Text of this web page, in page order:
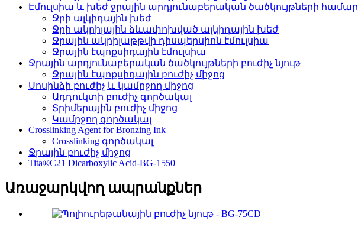
Էմուլսիա և խեժ ջրային արդյունաբերական ծածկույթների համար
Ջրի ալկիդային խեժ
Ջրի ակրիլային ձևափոխված ալկիդային խեժ
Ջրային ակրիլաթթվի դիսպերսիոն էմուլսիա
Ջրային էպոքսիդային էմուլսիա
Ջրային արդյունաբերական ծածկույթների բուժիչ նյութ
Ջրային էպոքսիդային բուժիչ միջոց
Սոսինձի բուժիչ և կամրջող միջոց
Ադդուկտի բուժիչ գործակալ
Տրիմերային բուժիչ միջոց
Կամրջող գործակալ
Crosslinking Agent for Bronzing Ink
Crosslinking գործակալ
Ջրային բուժիչ միջոց
Tita®C21 Dicarboxylic Acid-BG-1550
Առաջարկվող ապրանքներ